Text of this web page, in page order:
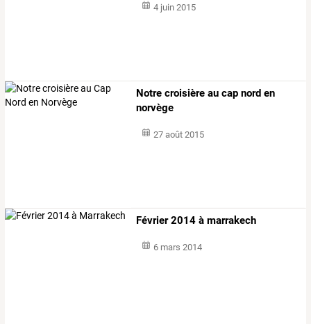
4 juin 2015
Notre croisière au cap nord en
norvège
27 août 2015
Février 2014 à marrakech
6 mars 2014